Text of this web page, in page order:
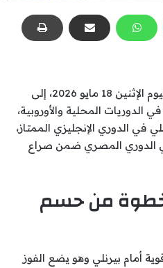
تتجه أنظار عشاق كرة القدم، اليوم الإثنين 18 مايو 2026، إلى
الدوريات المحلية والأوروبية،
في الدوري الإنجليزي الممتاز،
الدوري المصري ضمن صراع
خطوة من حسم
أمام بيرنلي وهو يضع الفوز